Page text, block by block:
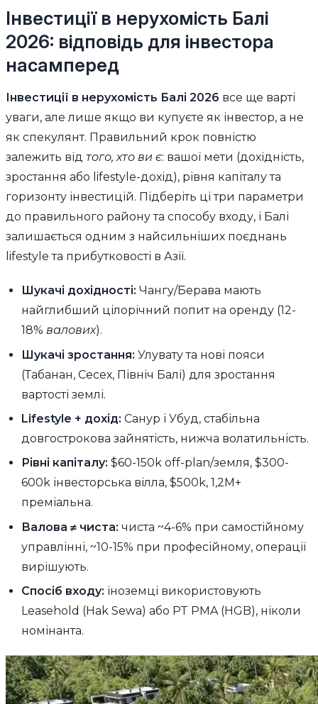
Інвестиції в нерухомість Балі
2026: відповідь для інвестора
насамперед
Інвестиції в нерухомість Балі 2026 все ще варті
уваги, але лише якщо ви купуєте як інвестор, а не
як спекулянт. Правильний крок повністю
залежить від того, хто ви є: вашої мети (дохідність,
зростання або lifestyle-дохід), рівня капіталу та
горизонту інвестицій. Підберіть ці три параметри
до правильного району та способу входу, і Балі
залишається одним з найсильніших поєднань
lifestyle та прибутковості в Азії.
Шукачі дохідності: Чангу/Берава мають
найглибший цілорічний попит на оренду (12-
18%валових).
Шукачі зростання: Улувату та нові пояси
(Табанан, Сесех, Північ Балі) для зростання
вартості землі.
Lifestyle + дохід: Санур і Убуд, стабільна
довгострокова зайнятість, нижча волатильність.
Рівні капіталу: $60-150k off-plan/земля, $300-
600k інвесторська вілла, $500k, 1,2M+
преміальна.
Валова ≠ чиста: чиста ~4-6% при самостійному
управлінні, ~10-15% при професійному, операції
вирішують.
Спосіб входу: іноземці використовують
Leasehold (Hak Sewa) або PT PMA (HGB), ніколи
номінанта.